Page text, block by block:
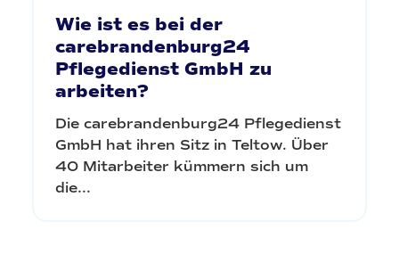
Wie ist es bei der
carebrandenburg24
Pflegedienst GmbH zu
arbeiten?
Die carebrandenburg24 Pflegedienst
GmbH hat ihren Sitz in Teltow. Über
40 Mitarbeiter kümmern sich um
die...